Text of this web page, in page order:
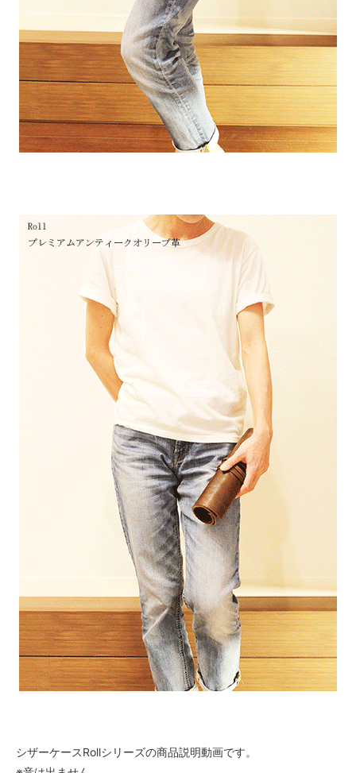
シザーケースRollシリーズの商品説明動画です。